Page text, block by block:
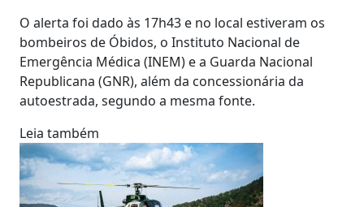
O alerta foi dado às 17h43 e no local estiveram os
bombeiros de Óbidos, o Instituto Nacional de
Emergência Médica (INEM) e a Guarda Nacional
Republicana (GNR), além da concessionária da
autoestrada, segundo a mesma fonte.
Leia também